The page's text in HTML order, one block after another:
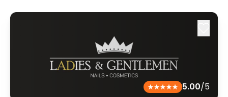
5.00/5